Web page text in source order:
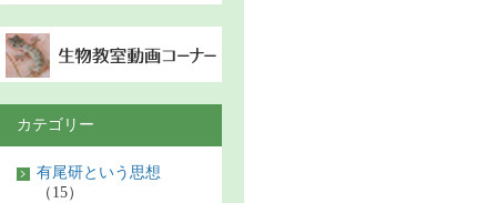
カテゴリー
有尾研という思想
（15）